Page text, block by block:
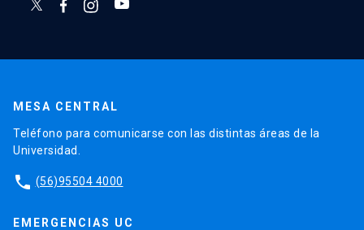
MESA CENTRAL
Teléfono para comunicarse con las distintas áreas de la
Universidad.
phone (56)95504 4000
EMERGENCIAS UC